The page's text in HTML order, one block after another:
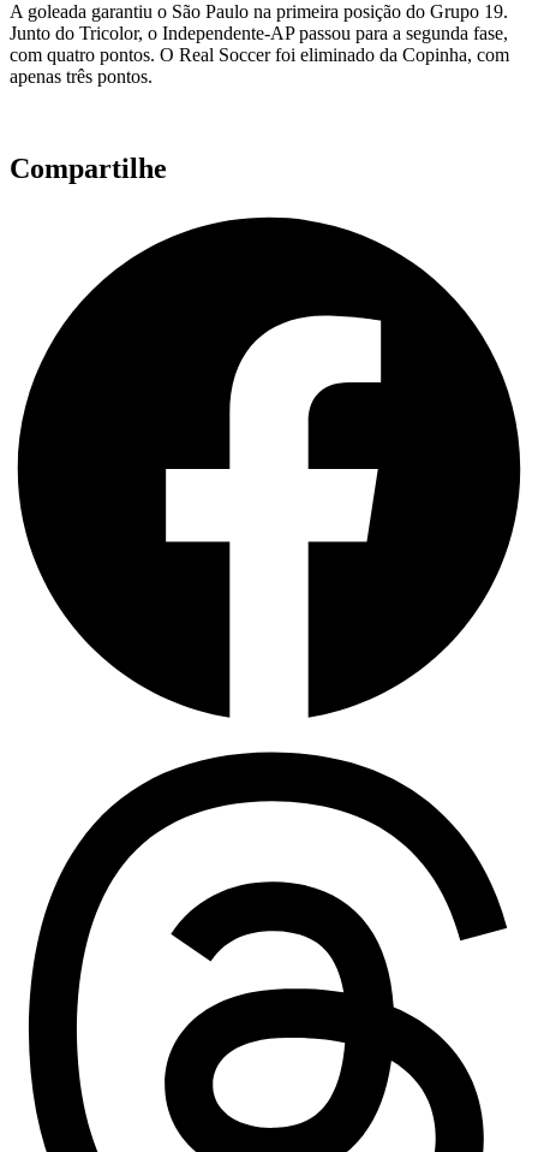
A goleada garantiu o São Paulo na primeira posição do Grupo 19.
Junto do Tricolor, o Independente-AP passou para a segunda fase,
com quatro pontos. O Real Soccer foi eliminado da Copinha, com
apenas três pontos.
Compartilhe